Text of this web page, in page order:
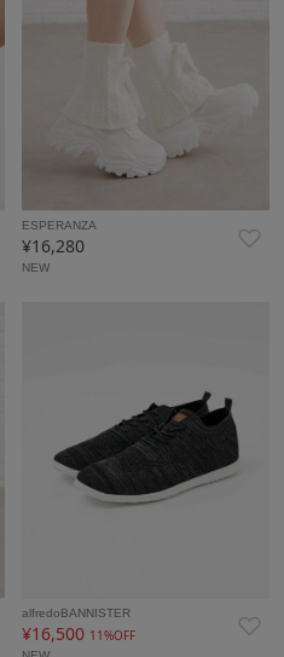
ESPERANZA
¥16,280
NEW
alfredoBANNISTER
¥16,500 11%OFF